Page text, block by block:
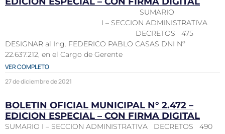
SUMARIO
I – SECCION ADMINISTRATIVA
DECRETOS 475
DESIGNAR al Ing. FEDERICO PABLO CASAS DNI Nº
22.637.212, en el Cargo de Gerente
VER COMPLETO
27 de diciembre de 2021
BOLETIN OFICIAL MUNICIPAL N° 2.472 –
EDICION ESPECIAL – CON FIRMA DIGITAL
SUMARIO I – SECCION ADMINISTRATIVA DECRETOS 490